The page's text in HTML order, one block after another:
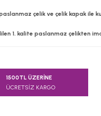
çelik ve çelik kapak ile
1. kalite paslanmaz çelikten
konularda yetersiz
1500TL ÜZERİNE
ÜCRETSİZ KARGO